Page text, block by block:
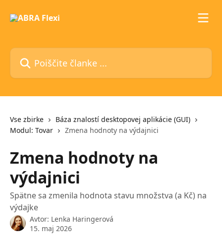
Poiščite članke ...
Vse zbirke
Báza znalostí desktopovej aplikácie (GUI)
Modul: Tovar
Zmena hodnoty na výdajnici
Zmena hodnoty na
výdajnici
Spätne sa zmenila hodnota stavu množstva (a Kč) na
výdajke
Avtor: Lenka Haringerová
15. maj 2026